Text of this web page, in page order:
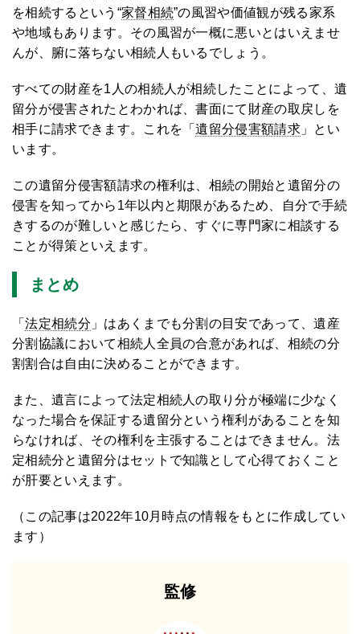
を相続するという“家督相続”の風習や価値観が残る家系
や地域もあります。その風習が一概に悪いとはいえませ
んが、腑に落ちない相続人もいるでしょう。
すべての財産を1人の相続人が相続したことによって、遺
留分が侵害されたとわかれば、書面にて財産の取戻しを
相手に請求できます。これを「遺留分侵害額請求 」とい
います。
この遺留分侵害額請求の権利は、相続の開始と遺留分の
侵害を知ってから1年以内と期限があるため、自分で手続
きするのが難しいと感じたら、すぐに専門家に相談する
ことが得策といえます。
まとめ
「法定相続分 」はあくまでも分割の目安であって、遺産
分割協議において相続人全員の合意があれば、相続の分
割割合は自由に決めることができます。
また、遺言によって法定相続人の取り分が極端に少なく
なった場合を保証する遺留分という権利があることを知
らなければ、その権利を主張することはできません。法
定相続分と遺留分はセットで知識として心得ておくこと
が肝要といえます。
（この記事は2022年10月時点の情報をもとに作成してい
ます）
監修